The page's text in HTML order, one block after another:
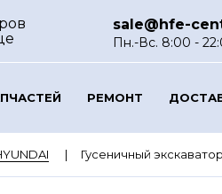
sale@hfe-
Пн.-Вс. 8:00 -
РЕМОНТ
Гусеничный